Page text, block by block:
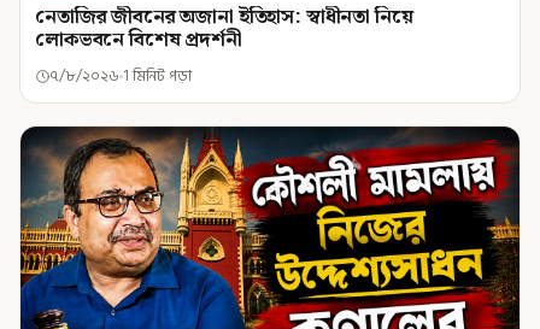
নেতাজির জীবনের অজানা ইতিহাস: স্বাধীনতা নিয়ে
লোকভবনে বিশেষ প্রদর্শনী
৭/৮/২০২৬ 1 মিনিট পড়া